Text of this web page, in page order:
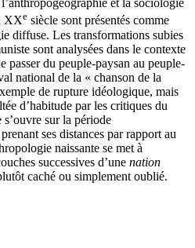
et la sociologie
XXe siècle sont présentés comme
diffuse. Les transformations subies
sont analysées dans le contexte
passer du peuple-paysan au peuple-
national de la « chanson de la
de rupture idéologique, mais
d’habitude par les critiques du
sur la période
ses distances par rapport au
naissante se met à
successives d’une nation
caché ou simplement oublié.